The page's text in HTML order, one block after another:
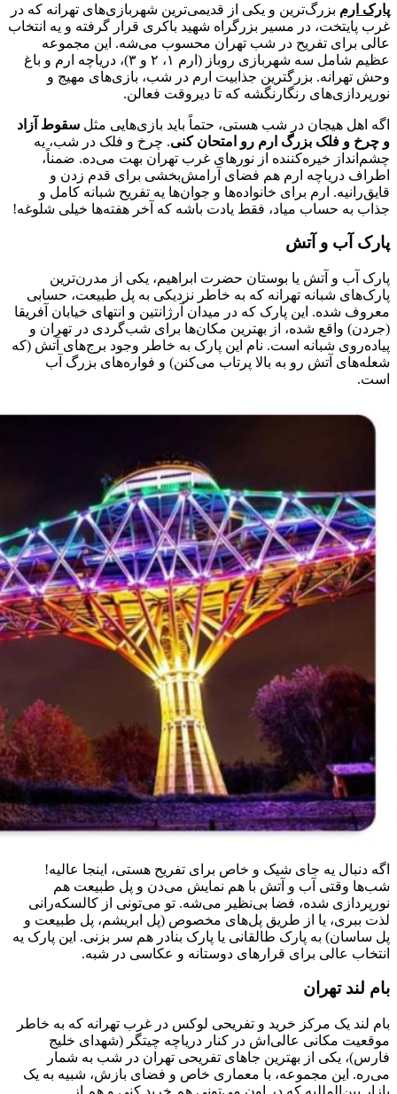
پارک ارم بزرگ‌ترین و یکی از قدیمی‌ترین شهربازی‌های تهرانه که در
غرب پایتخت، در مسیر بزرگراه شهید باکری قرار گرفته و یه انتخاب
عالی برای تفریح در شب تهران محسوب می‌شه. این مجموعه
عظیم شامل سه شهربازی روباز (ارم ۱، ۲ و ۳)، دریاچه ارم و باغ
وحش تهرانه. بزرگترین جذابیت ارم در شب، بازی‌های مهیج و
نورپردازی‌های رنگارنگشه که تا دیروقت فعالن.
اگه اهل هیجان در شب هستی، حتماً باید بازی‌هایی مثل سقوط آزاد
و چرخ و فلک بزرگ ارم رو امتحان کنی. چرخ و فلک در شب، یه
چشم‌انداز خیره‌کننده از نورهای غرب تهران بهت می‌ده. ضمناً،
اطراف دریاچه ارم هم فضای آرامش‌بخشی برای قدم زدن و
قایق‌رانیه. ارم برای خانواده‌ها و جوان‌ها یه تفریح شبانه کامل و
جذاب به حساب میاد، فقط یادت باشه که آخر هفته‌ها خیلی شلوغه!
پارک آب و آتش
پارک آب و آتش یا بوستان حضرت ابراهیم، یکی از مدرن‌ترین
پارک‌های شبانه تهرانه که به خاطر نزدیکی به پل طبیعت، حسابی
معروف شده. این پارک که در میدان آرژانتین و انتهای خیابان آفریقا
(جردن) واقع شده، از بهترین مکان‌ها برای شب‌گردی در تهران و
پیاده‌روی شبانه است. نام این پارک به خاطر وجود برج‌های آتش (که
شعله‌های آتش رو به بالا پرتاب می‌کنن) و فواره‌های بزرگ آب
است.
اگه دنبال یه جای شیک و خاص برای تفریح هستی، اینجا عالیه!
شب‌ها وقتی آب و آتش با هم نمایش می‌دن و پل طبیعت هم
نورپردازی شده، فضا بی‌نظیر می‌شه. تو می‌تونی از کالسکه‌رانی
لذت ببری، یا از طریق پل‌های مخصوص (پل ابریشم، پل طبیعت و
پل ساسان) به پارک طالقانی یا پارک بنادر هم سر بزنی. این پارک یه
انتخاب عالی برای قرارهای دوستانه و عکاسی در شبه.
بام لند تهران
بام لند یک مرکز خرید و تفریحی لوکس در غرب تهرانه که به خاطر
موقعیت مکانی عالی‌اش در کنار دریاچه چیتگر (شهدای خلیج
فارس)، یکی از بهترین جاهای تفریحی تهران در شب به شمار
می‌ره. این مجموعه، با معماری خاص و فضای بازش، شبیه به یک
بازار بین‌المللیه که در اون می‌تونی هم خرید کنی و هم از